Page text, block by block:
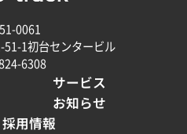
0061
51-1初台センタービル
6308
サービス
お知らせ
採用情報